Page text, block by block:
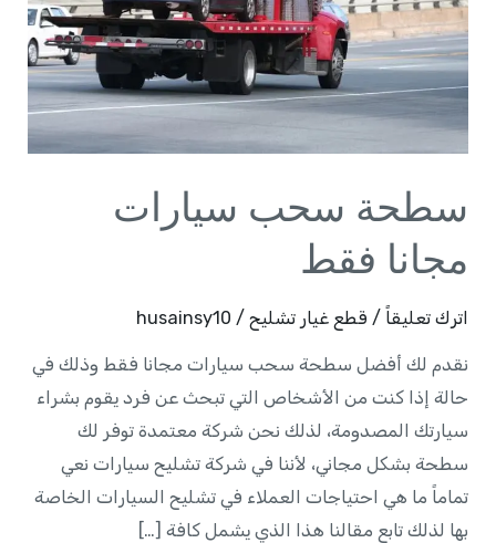
سطحة سحب سيارات
مجانا فقط
اترك تعليقاً /قطع غيار تشليح/
husainsy10
نقدم لك أفضل سطحة سحب سيارات مجانا فقط وذلك في
حالة إذا كنت من الأشخاص التي تبحث عن فرد يقوم بشراء
سيارتك المصدومة، لذلك نحن شركة معتمدة توفر لك
سطحة بشكل مجاني، لأننا في شركة تشليح سيارات نعي
تماماً ما هي احتياجات العملاء في تشليح السيارات الخاصة
بها لذلك تابع مقالنا هذا الذي يشمل كافة […]
فقط